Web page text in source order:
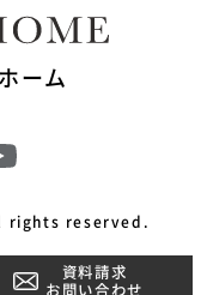
資料請求
お問い合わせ
ーム
rights reserved.